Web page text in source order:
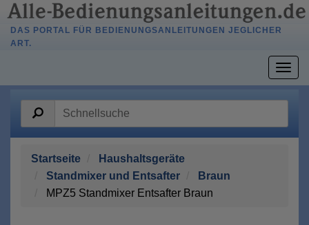
DAS PORTAL FÜR BEDIENUNGSANLEITUNGEN JEGLICHER
ART.
Startseite
Haushaltsgeräte
Standmixer und Entsafter
Braun
MPZ5 Standmixer Entsafter Braun